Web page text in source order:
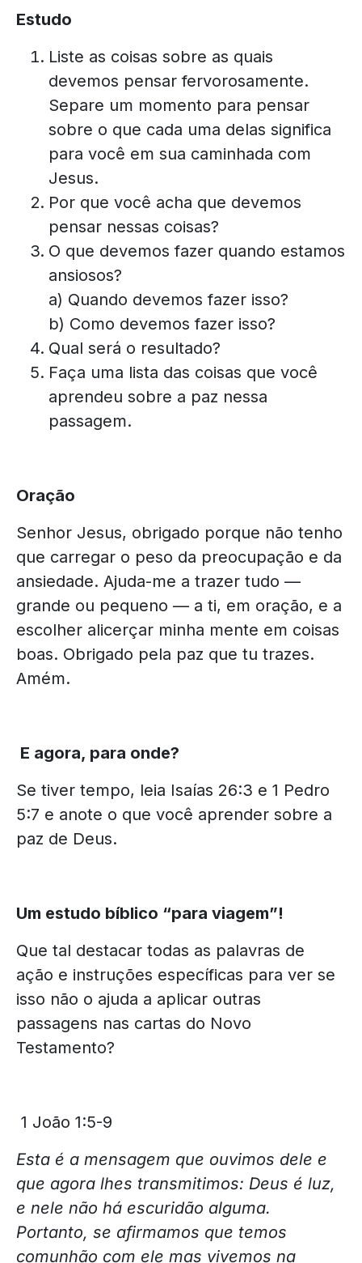
Estudo
Liste as coisas sobre as quais
devemos pensar fervorosamente.
Separe um momento para pensar
sobre o que cada uma delas significa
para você em sua caminhada com
Jesus.
Por que você acha que devemos
pensar nessas coisas?
O que devemos fazer quando estamos
ansiosos?
a) Quando devemos fazer isso?
b) Como devemos fazer isso?
Qual será o resultado?
Faça uma lista das coisas que você
aprendeu sobre a paz nessa
passagem.
Oração
Senhor Jesus, obrigado porque não tenho
que carregar o peso da preocupação e da
ansiedade. Ajuda-me a trazer tudo —
grande ou pequeno — a ti, em oração, e a
escolher alicerçar minha mente em coisas
boas. Obrigado pela paz que tu trazes.
Amém.
E agora, para onde?
Se tiver tempo, leia Isaías 26:3 e 1 Pedro
5:7 e anote o que você aprender sobre a
paz de Deus.
Um estudo bíblico “para viagem”!
Que tal destacar todas as palavras de
ação e instruções específicas para ver se
isso não o ajuda a aplicar outras
passagens nas cartas do Novo
Testamento?
1 João 1:5-9
Esta é a mensagem que ouvimos dele e
que agora lhes transmitimos: Deus é luz,
e nele não há escuridão alguma.
Portanto, se afirmamos que temos
comunhão com ele mas vivemos na